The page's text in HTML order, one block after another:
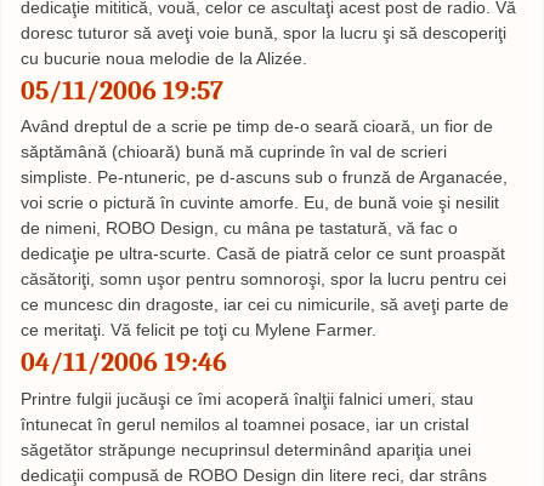
dedicaţie mititică, vouă, celor ce ascultaţi acest post de radio. Vă
doresc tuturor să aveţi voie bună, spor la lucru şi să descoperiţi
cu bucurie noua melodie de la Alizée.
05/11/2006 19:57
Având dreptul de a scrie pe timp de-o seară cioară, un fior de
săptămână (chioară) bună mă cuprinde în val de scrieri
simpliste. Pe-ntuneric, pe d-ascuns sub o frunză de Arganacée,
voi scrie o pictură în cuvinte amorfe. Eu, de bună voie şi nesilit
de nimeni, ROBO Design, cu mâna pe tastatură, vă fac o
dedicaţie pe ultra-scurte. Casă de piatră celor ce sunt proaspăt
căsătoriţi, somn uşor pentru somnoroşi, spor la lucru pentru cei
ce muncesc din dragoste, iar cei cu nimicurile, să aveţi parte de
ce meritaţi. Vă felicit pe toţi cu Mylene Farmer.
04/11/2006 19:46
Printre fulgii jucăuşi ce îmi acoperă înalţii falnici umeri, stau
întunecat în gerul nemilos al toamnei posace, iar un cristal
săgetător străpunge necuprinsul determinând apariţia unei
dedicaţii compusă de ROBO Design din litere reci, dar strâns